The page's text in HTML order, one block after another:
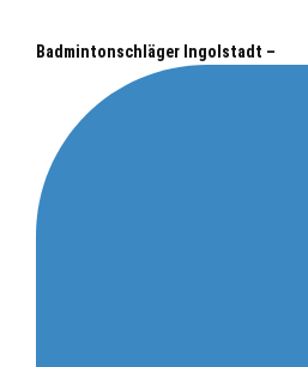
Badmintonschläger Ingolstadt –